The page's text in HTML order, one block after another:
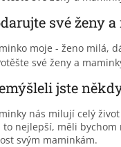
své ženy
moje - ženo milá,
jste
nás milují celý
to nejlepší, měli
svým maminkám.